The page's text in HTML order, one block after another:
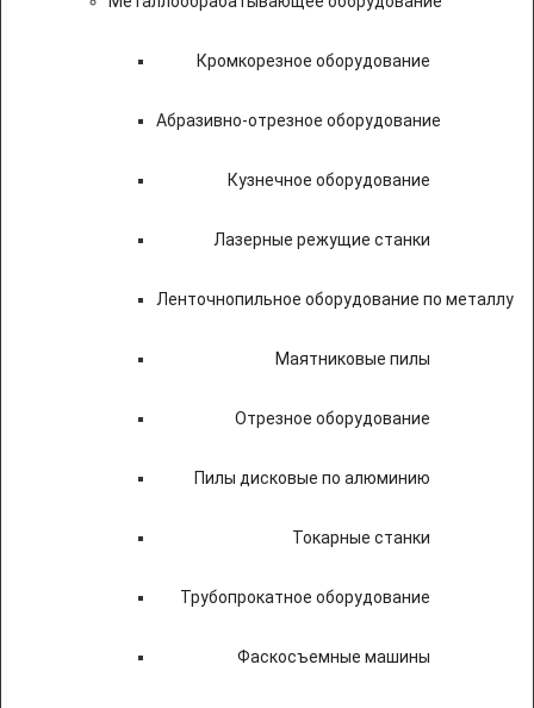
Кромкорезное оборудование
Абразивно-отрезное оборудование
Кузнечное оборудование
Лазерные режущие станки
Ленточнопильное оборудование по металлу
Маятниковые пилы
Отрезное оборудование
Пилы дисковые по алюминию
Токарные станки
Трубопрокатное оборудование
Фаскосъемные машины